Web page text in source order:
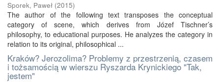
Sporek, Paweł (2015)
The author of the following text transposes the conceptual
category of scene, which derives from Józef Tischner’s
philosophy, to educational purposes. He analyzes the category in
relation to its original, philosophical ...
Kraków? Jerozolima? Problemy z przestrzenią, czasem
i tożsamością w wierszu Ryszarda Krynickiego "Tak,
jestem"